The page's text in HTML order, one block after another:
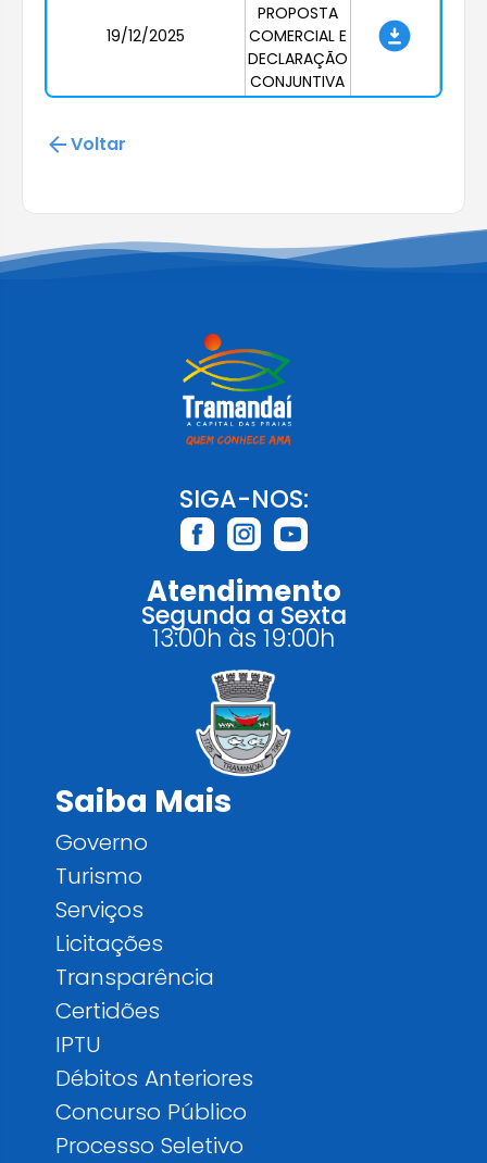
19/12/2025
PROPOSTA
COMERCIAL E
DECLARAÇÃO
CONJUNTIVA
Voltar
SIGA-NOS:
Atendimento
Segunda a Sexta
13:00h às 19:00h
Saiba Mais
Governo
Turismo
Serviços
Licitações
Transparência
Certidões
IPTU
Débitos Anteriores
Concurso Público
Processo Seletivo